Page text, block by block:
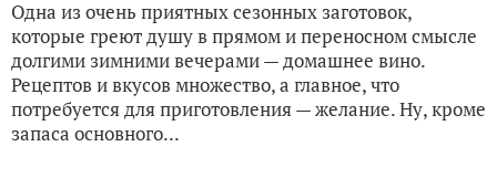
Одна из очень приятных сезонных заготовок,
которые греют душу в прямом и переносном смысле
долгими зимними вечерами — домашнее вино.
Рецептов и вкусов множество, а главное, что
потребуется для приготовления — желание. Ну, кроме
запаса основного...